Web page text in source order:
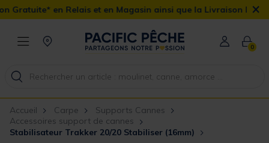
Relais et en Magasin ainsi que la Livraison Domicile offerte dès
×
0
Accueil Carpe
Supports Cannes
Accessoires support de cannes
Stabilisateur Trakker 20/20 Stabiliser (16mm)